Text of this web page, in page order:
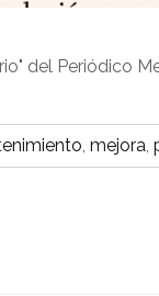
del Periódico
, mejora,